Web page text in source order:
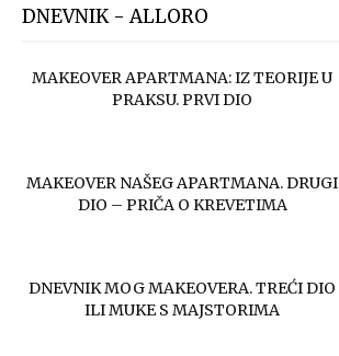
DNEVNIK - ALLORO
MAKEOVER APARTMANA: IZ TEORIJE U
PRAKSU. PRVI DIO
MAKEOVER NAŠEG APARTMANA. DRUGI
DIO – PRIČA O KREVETIMA
DNEVNIK MOG MAKEOVERA. TREĆI DIO
ILI MUKE S MAJSTORIMA